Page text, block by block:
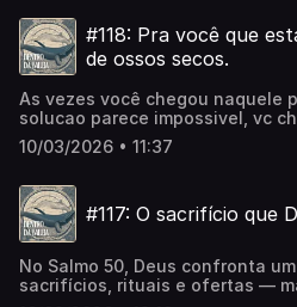
protagonismo?#118: Pra você que
de ossos secos.
As vezes você chegou naquele
solucao parece impossivel, vc
Deus daria conta de mudar toda
esta aqui aflito, atravessando
situacoes como essas
10/03/2026 • 11:37
#117: O sacrifício que
No Salmo 50, Deus confronta
sacrifícios, rituais e ofertas —